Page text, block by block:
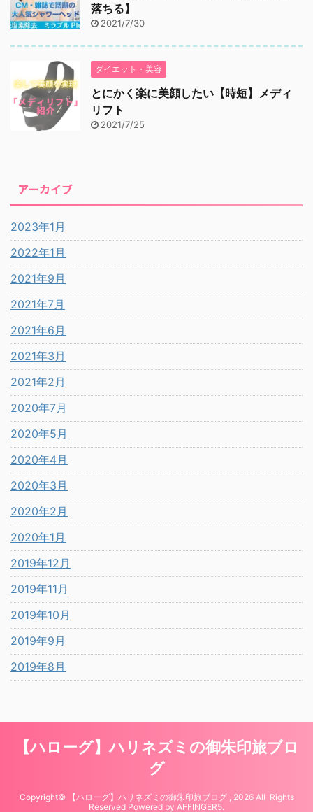
落ちる】
2021/7/30
ダイエット・美容
とにかく楽に美顔したい【時短】メディ
リフト
2021/7/25
アーカイブ
2023年1月
2022年1月
2021年9月
2021年7月
2021年6月
2021年3月
2021年2月
2020年7月
2020年5月
2020年4月
2020年3月
2020年2月
2020年1月
2019年12月
2019年11月
2019年10月
2019年9月
2019年8月
【ハローグ】ハリネズミの御朱印旅ブロ
グ
Copyright© 【ハローグ】ハリネズミの御朱印旅ブログ , 2026 All Rights
Reserved Powered by AFFINGER5.